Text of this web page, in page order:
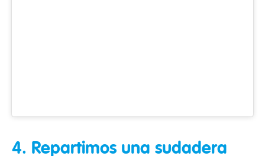
4. Repartimos una sudadera